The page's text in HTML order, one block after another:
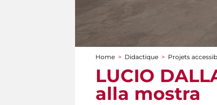
You are here
Home > Didactique > Projets
LUCIO
alla mostra